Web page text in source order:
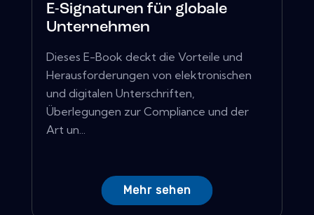
E-Signaturen für globale
Unternehmen
Dieses E-Book deckt die Vorteile und
Herausforderungen von elektronischen
und digitalen Unterschriften,
Überlegungen zur Compliance und der
Art un...
Mehr sehen